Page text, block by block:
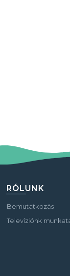
RÓLUNK
Bemutatkozás
Televíziónk